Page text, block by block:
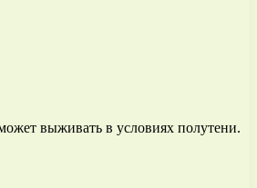
выживать в условиях полутени.